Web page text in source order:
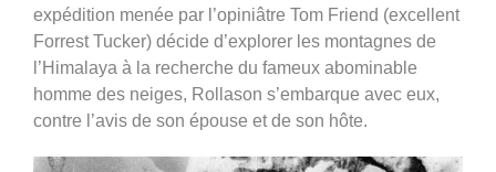
expédition menée par l’opiniâtre Tom Friend (excellent
Forrest Tucker) décide d’explorer les montagnes de
l’Himalaya à la recherche du fameux abominable
homme des neiges, Rollason s’embarque avec eux,
contre l’avis de son épouse et de son hôte.